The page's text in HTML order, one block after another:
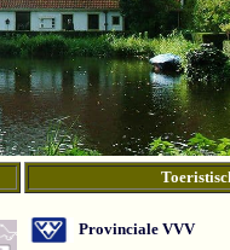
Provinciale VVV